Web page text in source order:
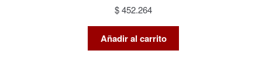
$452.264
Añadir al carrito